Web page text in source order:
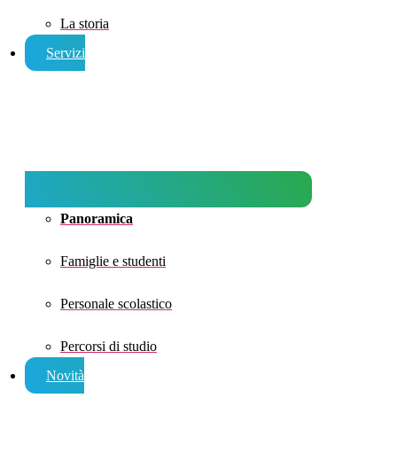
La storia
Servizi
Panoramica
Famiglie e studenti
Personale scolastico
Percorsi di studio
Novità